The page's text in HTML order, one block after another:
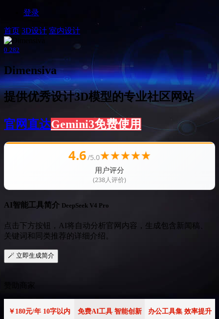
登录
首页 3D设计 室内设计
0 282
Dimensiva
提供优秀设计3D模型的专业社区网站
官网直达Gemini3免费使用
4.6/5.0★★★★★
用户评分
(238人评价)
AI智能工具简介 DeepSeek V4 Pro
点击下方按钮，AI将自动分析官网内容，生成包含新闻稿、
关键词和同类推荐的详细介绍。
🪄 立即生成简介
￥180元/年 10字以内 免费AI工具 智能创新 办公工具集 效率提升